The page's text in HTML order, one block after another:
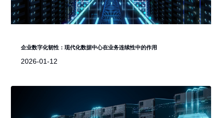
企业数字化韧性：现代化数据中心在业务连续性中的作用
2026-01-12